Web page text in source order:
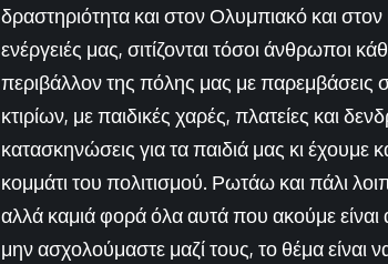
δραστηριότητα και στον Ολυμπιακό και
ενέργειές μας, σιτίζονται τόσοι άνθρωποι
περιβάλλον της πόλης μας με παρεμβάσεις
κτιρίων, με παιδικές χαρές, πλατείες και
κατασκηνώσεις για τα παιδιά μας κι
κομμάτι του πολιτισμού. Ρωτάω και πάλι
αλλά καμιά φορά όλα αυτά που ακούμε
μην ασχολούμαστε μαζί τους, το θέμα είναι